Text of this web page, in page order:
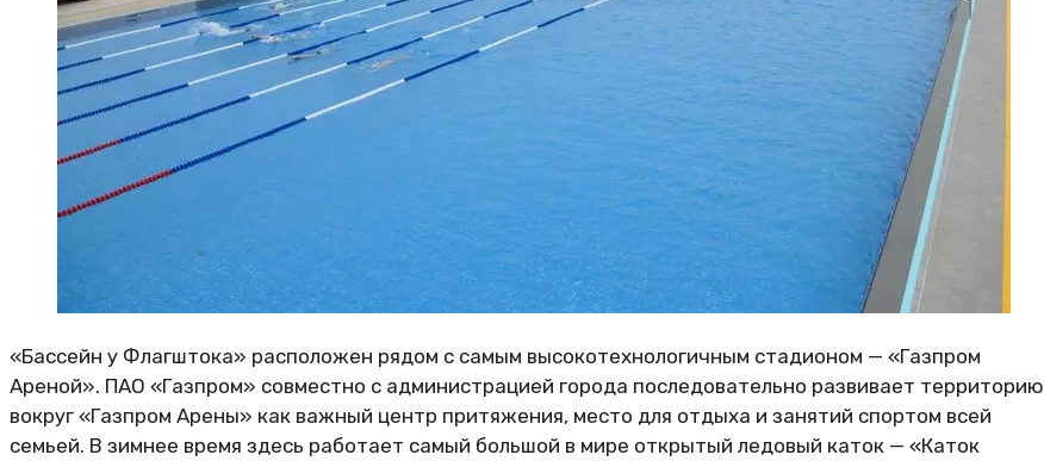
«Бассейн у Флагштока» расположен рядом с самым высокотехнологичным стадионом — «Газпром
Ареной». ПАО «Газпром» совместно с администрацией города последовательно развивает территорию
вокруг «Газпром Арены» как важный центр притяжения, место для отдыха и занятий спортом всей
семьей. В зимнее время здесь работает самый большой в мире открытый ледовый каток — «Каток